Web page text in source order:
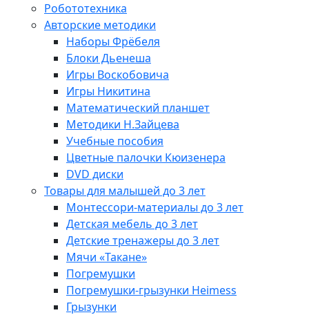
Робототехника
Авторские методики
Наборы Фрёбеля
Блоки Дьенеша
Игры Воскобовича
Игры Никитина
Математический планшет
Методики Н.Зайцева
Учебные пособия
Цветные палочки Кюизенера
DVD диски
Товары для малышей до 3 лет
Монтессори-материалы до 3 лет
Детская мебель до 3 лет
Детские тренажеры до 3 лет
Мячи «Такане»
Погремушки
Погремушки-грызунки Heimess
Грызунки